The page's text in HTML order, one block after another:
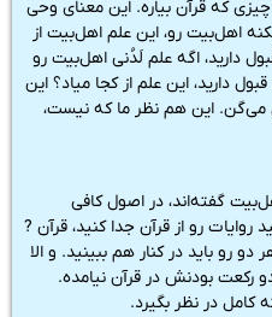
که قرآن بیاره. این معنای وحی
اهل‌بیت رو، این علم اهل‌بیت از
دارید، اگه‌ علم لَدُنی اهل‌بیت رو
دارید، این علم از کجا میاد؟ این
این هم نظر ما که نیست،
گفته‌اند، در اصول کافی
رو از قرآن جدا کنید، قرآن ?
رو باید در کنار هم ببینید. و الا
رکعت بودنش در قرآن نیامده.
در نظر بگیرد.